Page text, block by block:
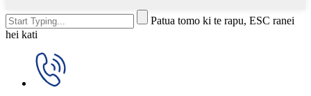
Patua tomo ki te rapu, ESC ranei
hei kati